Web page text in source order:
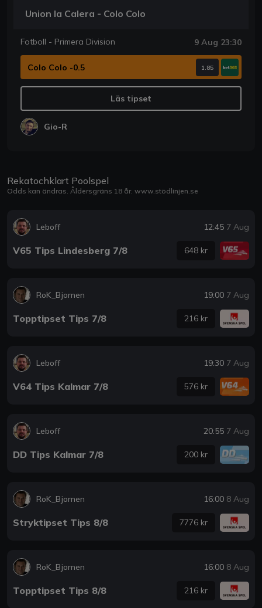
Union la Calera - Colo Colo
Fotboll - Primera Division 9 Aug 23:30
Colo Colo -0.5 1.85
Läs tipset
Gio-R
Rekatochklart Poolspel
Odds kan ändras. Åldersgräns 18 år. www.stödlinjen.se
Leboff 12:45 7 Aug
V65 Tips Lindesberg 7/8 648 kr
RoK_Bjornen 19:00 7 Aug
Topptipset Tips 7/8 216 kr
Leboff 19:30 7 Aug
V64 Tips Kalmar 7/8 576 kr
Leboff 20:55 7 Aug
DD Tips Kalmar 7/8 200 kr
RoK_Bjornen 16:00 8 Aug
Stryktipset Tips 8/8 7776 kr
RoK_Bjornen 16:00 8 Aug
Topptipset Tips 8/8 216 kr